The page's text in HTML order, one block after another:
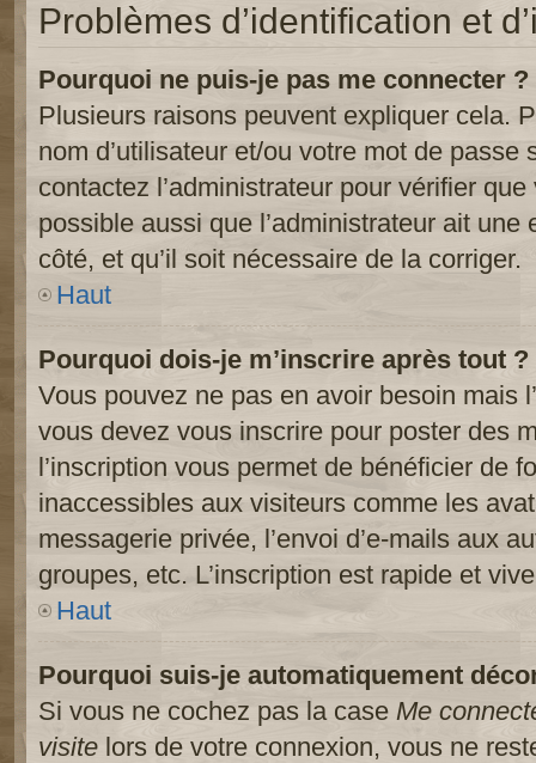
Problèmes d’identification et
Pourquoi ne puis-je pas me connecter ?
Plusieurs raisons peuvent expliquer cela.
nom d’utilisateur et/ou votre mot de passe
contactez l’administrateur pour vérifier
possible aussi que l’administrateur ait
côté, et qu’il soit nécessaire de la corriger.
Haut
Pourquoi dois-je m’inscrire après tout ?
Vous pouvez ne pas en avoir besoin mais
vous devez vous inscrire pour poster des
l’inscription vous permet de bénéficier de
inaccessibles aux visiteurs comme les
messagerie privée, l’envoi d’e-mails aux
groupes, etc. L’inscription est rapide et
Haut
Pourquoi suis-je automatiquement
Si vous ne cochez pas la case Me
visite lors de votre connexion, vous ne